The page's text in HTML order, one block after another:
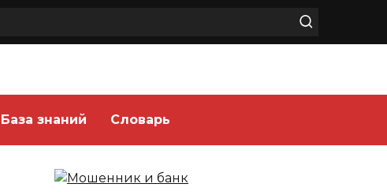
База знаний Словарь